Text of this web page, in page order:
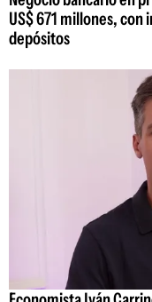
US$ 671 millones,
depósitos